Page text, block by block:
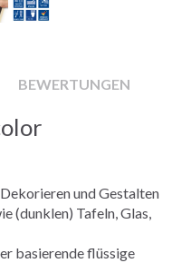
BEWERTUNGEN
und Gestalten
(dunklen) Tafeln, Glas,
basierende flüssige